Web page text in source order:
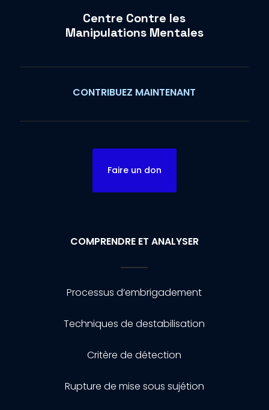
Centre Contre les
Manipulations Mentales
CONTRIBUEZ MAINTENANT
Faire un don
COMPRENDRE ET ANALYSER
Processus d’embrigadement
Techniques de destabilisation
Critère de détection
Rupture de mise sous sujétion